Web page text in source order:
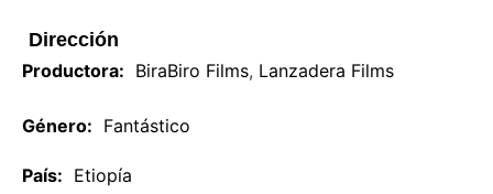
Dirección
Productora: BiraBiro Films, Lanzadera Films
Género: Fantástico
País: Etiopía